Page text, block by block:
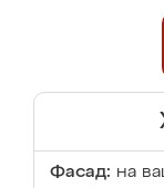
Фасад: на